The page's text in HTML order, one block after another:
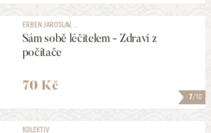
7/10
ERBEN JAROSLAV, ...
Sám sobě léčitelem - Zdraví z
počítače
70 Kč
KOLEKTIV